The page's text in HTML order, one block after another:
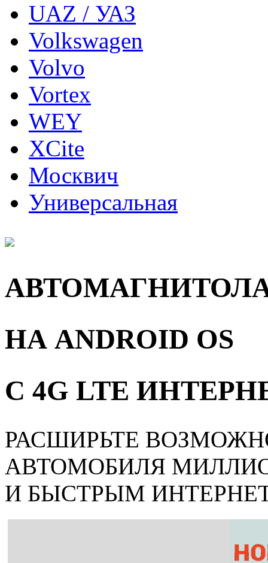
UAZ / УАЗ
Volkswagen
Volvo
Vortex
WEY
XCite
Москвич
Универсальная
НА ANDROID OS
С 4G LTE
РАСШИРЬТЕ
АВТОМОБИЛЯ
И БЫСТРЫМ